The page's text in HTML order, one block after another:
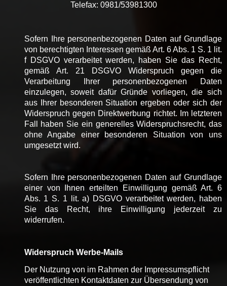
Telefax: 0981/53981300
Sofern Ihre personenbezogenen Daten auf Grundlage
von berechtigten Interessen gemäß Art. 6 Abs. 1 S. 1 lit.
f DSGVO verarbeitet werden, haben Sie das Recht,
gemäß Art. 21 DSGVO Widerspruch gegen die
Verarbeitung Ihrer personenbezogenen Daten
einzulegen, soweit dafür Gründe vorliegen, die sich
aus Ihrer besonderen Situation ergeben oder sich der
Widerspruch gegen Direktwerbung richtet. Im letzteren
Fall haben Sie ein generelles Widerspruchsrecht, das
ohne Angabe einer besonderen Situation von uns
umgesetzt wird.
Sofern Ihre personenbezogenen Daten auf Grundlage
einer von Ihnen erteilten Einwilligung gemäß Art. 6
Abs. 1 S. 1 lit. a) DSGVO verarbeitet werden, haben
Sie das Recht, ihre Einwilligung jederzeit zu
widerrufen.
Widerspruch Werbe-Mails
Der Nutzung von im Rahmen der Impressumspflicht
veröffentlichten Kontaktdaten zur Übersendung von